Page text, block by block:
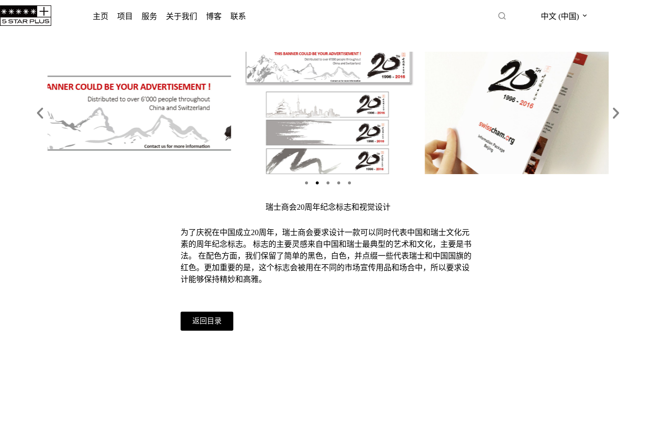
主页 项目 服务 关于我们 博客 联系 中文 (中国)
瑞士商会20周年纪念标志和视觉设计
为了庆祝在中国成立20周年，瑞士商会要求设计一款可以同时代表中国和瑞士文化元
素的周年纪念标志。 标志的主要灵感来自中国和瑞士最典型的艺术和文化，主要是书
法。 在配色方面，我们保留了简单的黑色，白色，并点缀一些代表瑞士和中国国旗的
红色。更加重要的是，这个标志会被用在不同的市场宣传用品和场合中，所以要求设
计能够保持精妙和高雅。
返回目录